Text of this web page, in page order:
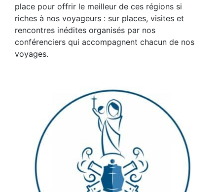
place pour offrir le meilleur de ces régions si
riches à nos voyageurs : sur places, visites et
rencontres inédites organisés par nos
conférenciers qui accompagnent chacun de nos
voyages.